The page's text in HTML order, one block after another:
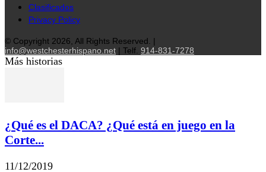
Clasificados
Privacy Policy
© Copyright 2026, All Rights Reserved. |
info@westchesterhispano.net | Telf. 914-831-7278
Más historias
¿Qué es el DACA? ¿Qué está en juego en la
Corte...
11/12/2019